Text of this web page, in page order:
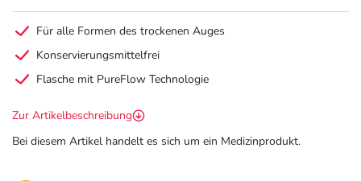
Für alle Formen des trockenen Auges
Konservierungsmittelfrei
Flasche mit PureFlow Technologie
Zur Artikelbeschreibung
Bei diesem Artikel handelt es sich um ein Medizinprodukt.